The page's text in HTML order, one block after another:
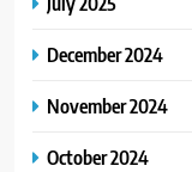
December 2024
November 2024
October 2024